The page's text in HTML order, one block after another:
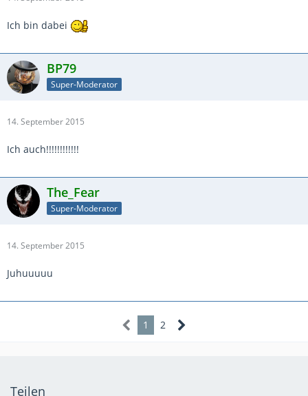
Ich bin dabei
BP79
Super-Moderator
14. September 2015
Ich auch!!!!!!!!!!!!
The_Fear
Super-Moderator
14. September 2015
Juhuuuuu
1 2
Teilen